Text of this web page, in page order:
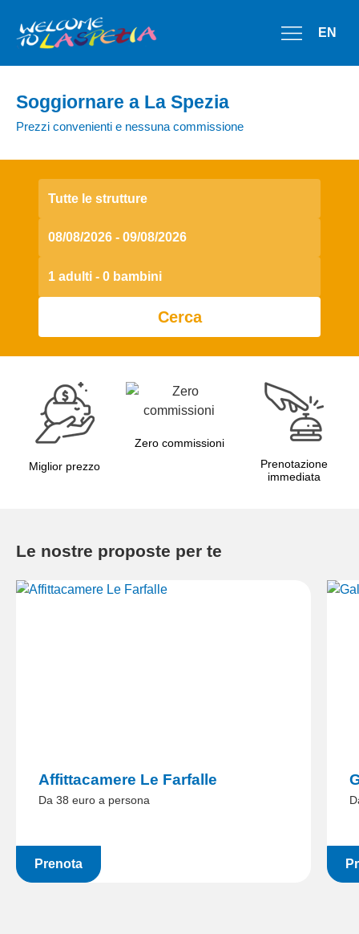
EN
Soggiornare a La Spezia
Prezzi convenienti e nessuna commissione
Tutte le strutture
1 adulti - 0 bambini
Cerca
Miglior prezzo
Zero commissioni
Prenotazione
immediata
Le nostre proposte per te
Affittacamere Le Farfalle
Da 38 euro a persona
Prenota